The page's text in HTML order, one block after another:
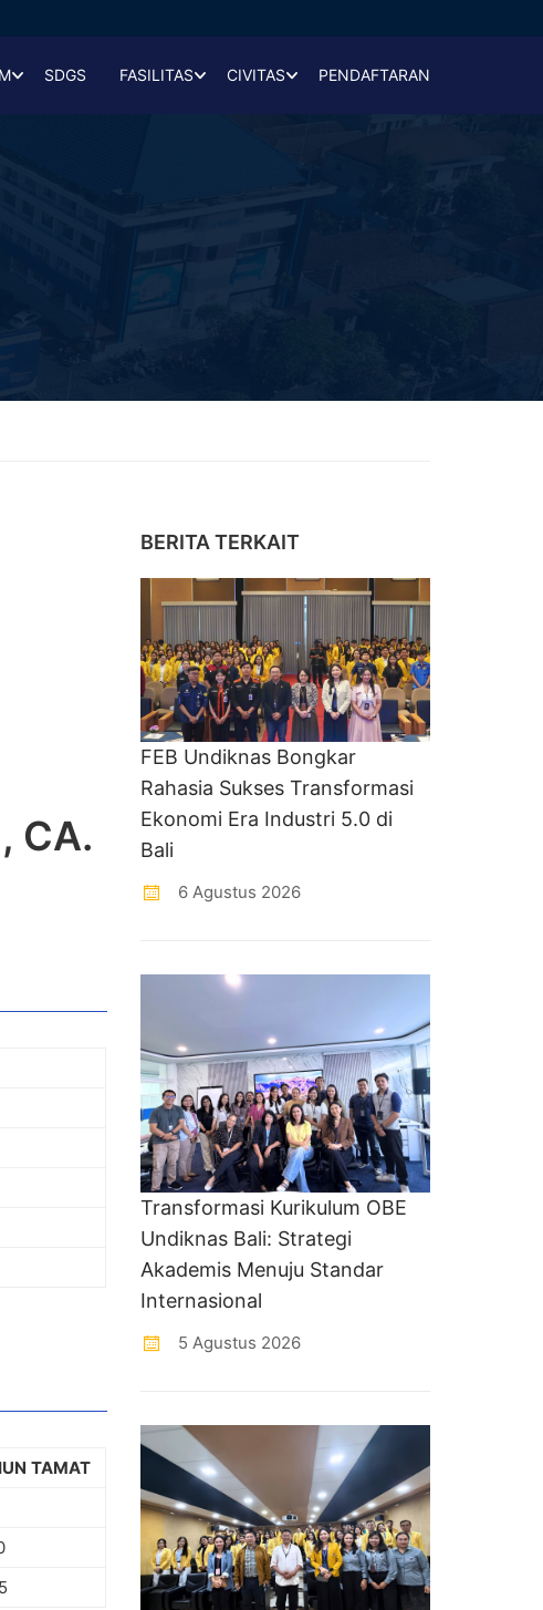
SDGS FASILITAS CIVITAS PENDAFTARAN
CA.
TAMAT
BERITA TERKAIT
FEB Undiknas Bongkar
Rahasia Sukses Transformasi
Ekonomi Era Industri 5.0 di
Bali
6 Agustus 2026
Transformasi Kurikulum OBE
Undiknas Bali: Strategi
Akademis Menuju Standar
Internasional
5 Agustus 2026